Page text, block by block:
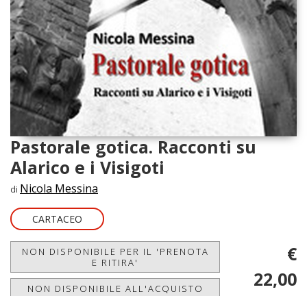
Pastorale gotica. Racconti su
Alarico e i Visigoti
di Nicola Messina
CARTACEO
NON DISPONIBILE PER IL 'PRENOTA
E RITIRA'
NON DISPONIBILE ALL'ACQUISTO
€
22,00